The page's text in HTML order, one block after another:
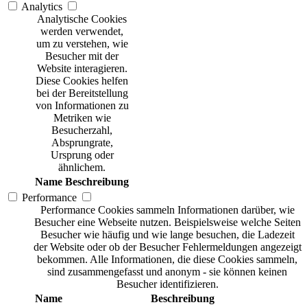
Analytics
Analytische Cookies
werden verwendet,
um zu verstehen, wie
Besucher mit der
Website interagieren.
Diese Cookies helfen
bei der Bereitstellung
von Informationen zu
Metriken wie
Besucherzahl,
Absprungrate,
Ursprung oder
ähnlichem.
Name Beschreibung
Performance
Performance Cookies sammeln Informationen darüber, wie
Besucher eine Webseite nutzen. Beispielsweise welche Seiten
Besucher wie häufig und wie lange besuchen, die Ladezeit
der Website oder ob der Besucher Fehlermeldungen angezeigt
bekommen. Alle Informationen, die diese Cookies sammeln,
sind zusammengefasst und anonym - sie können keinen
Besucher identifizieren.
Name
Beschreibung